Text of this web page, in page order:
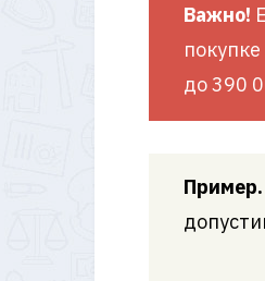
Важно!
до 390
Пример.